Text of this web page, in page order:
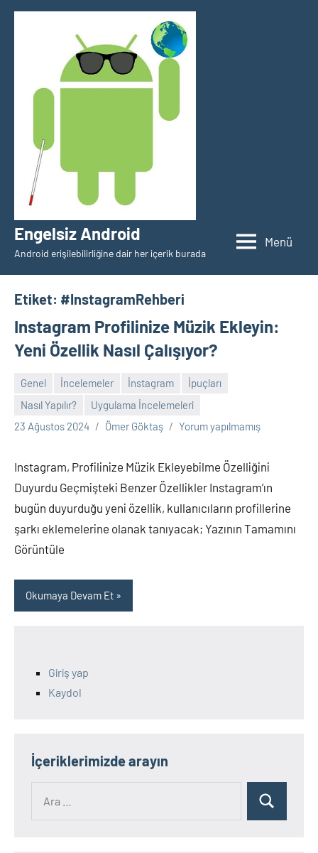
İçeriğe
Engelsiz Android
Android erişilebilirliğine dair her içerik burada
Menü
Etiket: #InstagramRehberi
Instagram Profilinize Müzik Ekleyin:
Yeni Özellik Nasıl Çalışıyor?
Genel İncelemeler İnstagram
İpuçları
Nasıl Yapılır?
Uygulama İncelemeleri
23 Ağustos 2024
Ömer Göktaş Yorum yapılmamış
Instagram, Profilinize Müzik Ekleyebilme Özelliğini
Duyurdu Geçmişteki Benzer Özellikler Instagram’ın
bugün duyurduğu yeni özellik, kullanıcıların profillerine
şarkı eklemelerine olanak tanıyacak; Yazının Tamamını
Görüntüle
Okumaya Devam Et
Giriş yap
Kaydol
İçeriklerimizde arayın
Ara